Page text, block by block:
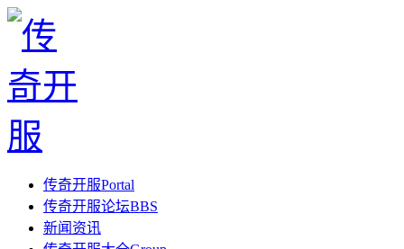
传奇开服Portal
传奇开服论坛BBS
新闻资讯